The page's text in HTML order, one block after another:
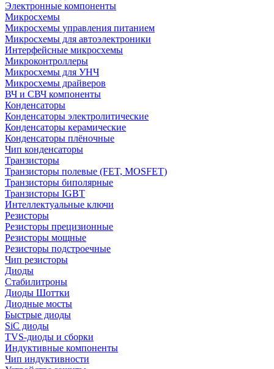
Электронные компоненты
Микросхемы
Микросхемы управления питанием
Микросхемы для автоэлектроники
Интерфейсные микросхемы
Микроконтроллеры
Микросхемы для УНЧ
Микросхемы драйверов
ВЧ и СВЧ компоненты
Конденсаторы
Конденсаторы электролитические
Конденсаторы керамические
Конденсаторы плёночные
Чип конденсаторы
Транзисторы
Транзисторы полевые (FET, MOSFET)
Транзисторы биполярные
Транзисторы IGBT
Интеллектуальные ключи
Резисторы
Резисторы прецизионные
Резисторы мощные
Резисторы подстроечные
Чип резисторы
Диоды
Стабилитроны
Диоды Шоттки
Диодные мосты
Быстрые диоды
SiC диоды
TVS-диоды и сборки
Индуктивные компоненты
Чип индуктивности